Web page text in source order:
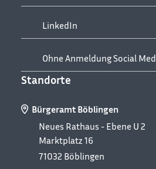
LinkedIn
Ohne Anmeldung Social
Standorte
Bürgeramt Böblingen
Neues Rathaus - Ebene U 2
Marktplatz 16
71032 Böblingen